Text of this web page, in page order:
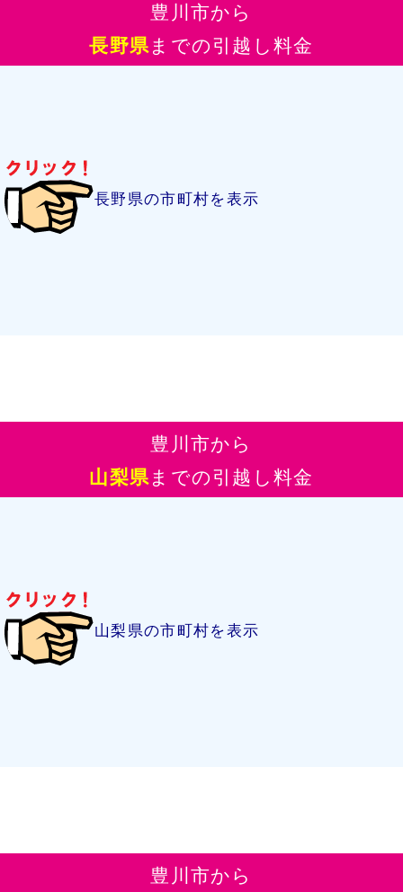
豊川市から
長野県までの引越し料金
長野県の市町村を表示
豊川市から
山梨県までの引越し料金
山梨県の市町村を表示
豊川市から